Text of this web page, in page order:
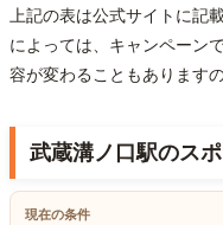
上記の表は公式サイトに記
によっては、キャンペーン
容が変わることもあります
武蔵溝ノ口駅のス
現在の条件